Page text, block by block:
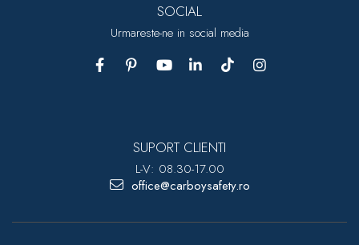
SOCIAL
Urmareste-ne in social media
SUPORT CLIENTI
L-V: 08.30-17.00
office@carboysafety.ro